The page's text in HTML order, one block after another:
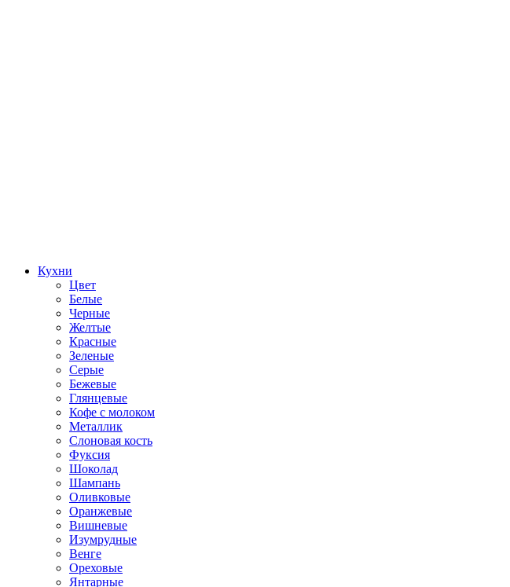
Кухни
Цвет
Белые
Черные
Желтые
Красные
Зеленые
Серые
Бежевые
Глянцевые
Кофе с молоком
Металлик
Слоновая кость
Фуксия
Шоколад
Шампань
Оливковые
Оранжевые
Вишневые
Изумрудные
Венге
Ореховые
Янтарные